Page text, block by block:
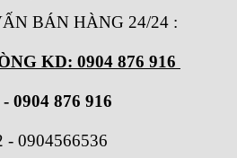
BÁN HÀNG 24/24 :
KD: 0904 876 916
0904 876 916
- 0904566536